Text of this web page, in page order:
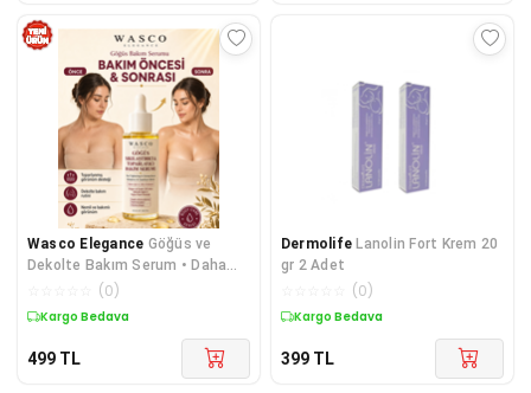
Wasco Elegance Göğüs ve
Dekolte Bakım Serum • Daha
Dik Görünüm • Daha Dolgun
Bakım 50ml
(0)
Kargo Bedava
499 TL
Dermolife Lanolin Fort Krem 20
gr 2 Adet
(0)
Kargo Bedava
399 TL